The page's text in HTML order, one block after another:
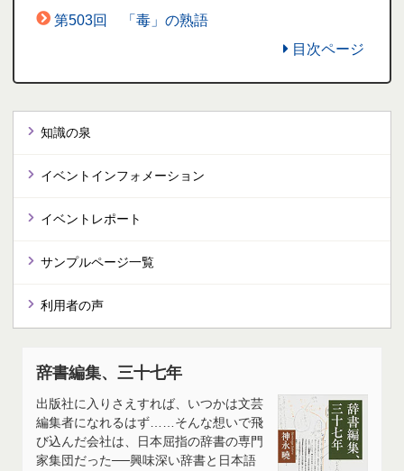
第503回 「毒」の熟語
目次ページ
知識の泉
イベントインフォメーション
イベントレポート
サンプルページ一覧
利用者の声
辞書編集、三十七年
出版社に入りさえすれば、いつかは文芸
編集者になれるはず……そんな想いで飛
び込んだ会社は、日本屈指の辞書の専門
家集団だった──興味深い辞書と日本語